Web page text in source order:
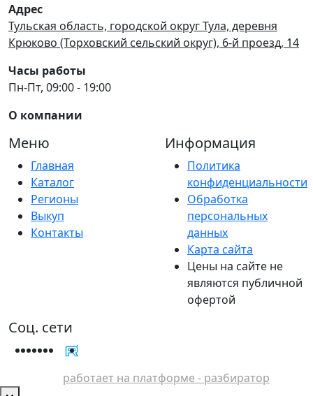
Адрес
Тульская область, городской округ Тула, деревня
Крюково (Торховский сельский округ), 6-й проезд, 14
Часы работы
Пн-Пт, 09:00 - 19:00
О компании
Меню
Главная
Каталог
Регионы
Выкуп
Контакты
Информация
Политика
конфиденциальности
Обработка
персональных
данных
Карта сайта
Цены на сайте не
являются публичной
офертой
Соц. сети
работает на платформе - разбиратор